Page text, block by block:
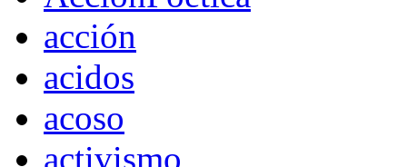
acción
acidos
acoso
activismo